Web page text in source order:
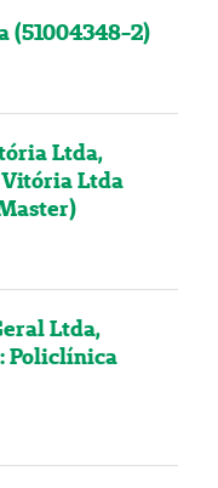
(51004348-2)
Ltda,
Ltda
Ltda,
Policlínica